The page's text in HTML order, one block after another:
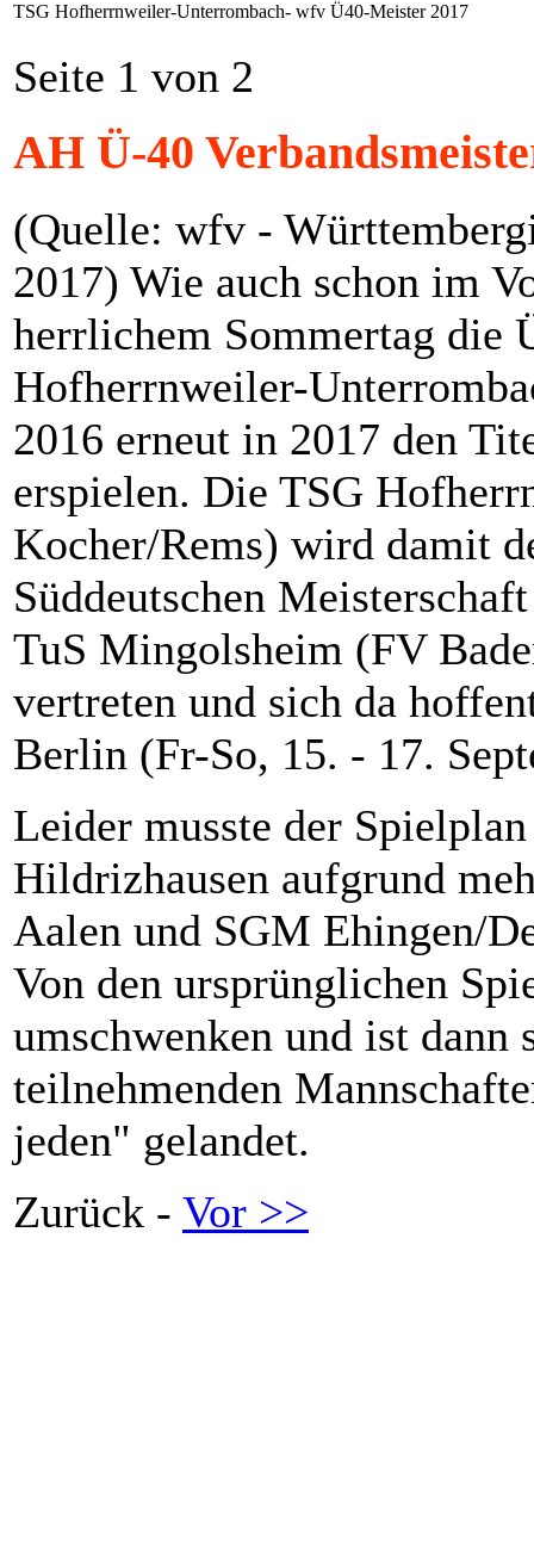
TSG Hofherrnweiler-Unterrombach- wfv Ü40-Meister 2017
Seite 1 von 2
AH Ü-40
(Quelle: wfv -
2017) Wie auch schon im
herrlichem Sommertag die
Hofherrnweiler-
2016 erneut in 2017 den
erspielen. Die TSG
Kocher/Rems) wird damit
Süddeutschen
TuS Mingolsheim (FV
vertreten und sich da
Berlin (Fr-So, 15. - 17.
Leider musste der
Hildrizhausen aufgrund
Aalen und SGM Ehingen/
Von den ursprünglichen
umschwenken und ist dann
teilnehmenden
jeden" gelandet.
Zurück - Vor >>